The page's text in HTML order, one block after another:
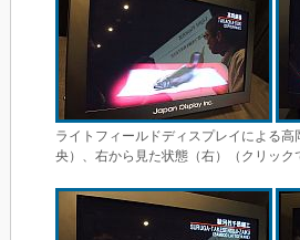
ライトフィールドディスプレイによる
央）、右から見た状態（右）（クリック